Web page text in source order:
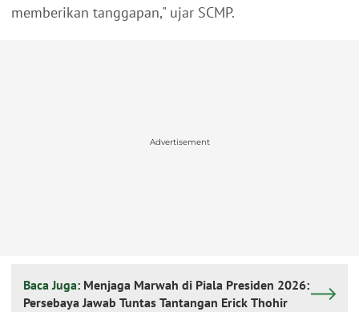
memberikan tanggapan," ujar SCMP.
Advertisement
Baca Juga: Menjaga Marwah di Piala Presiden 2026:
Persebaya Jawab Tuntas Tantangan Erick Thohir